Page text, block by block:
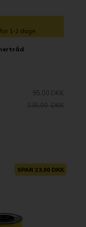
1-2 dage
95,00 DKK
135,00 DKK
SPAR 23,00 DKK